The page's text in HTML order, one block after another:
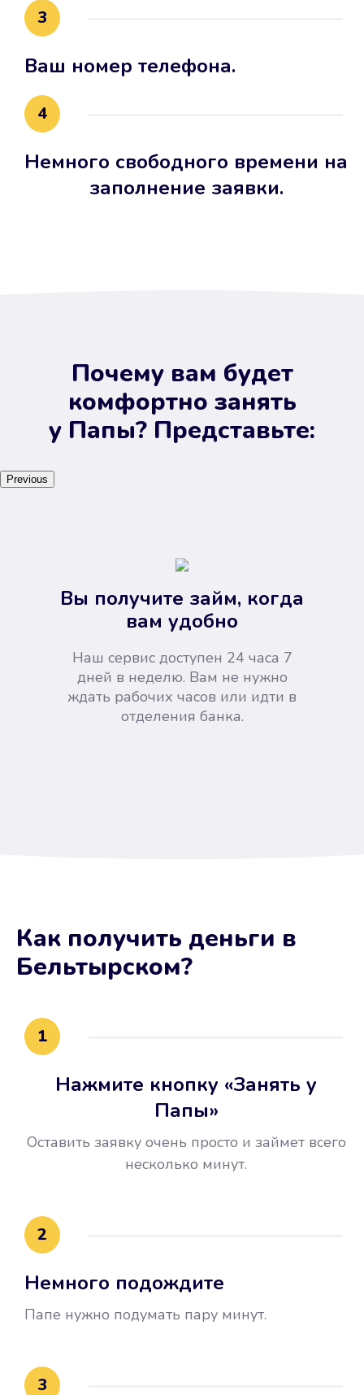
3
Ваш номер телефона.
4
Немного свободного времени на
заполнение заявки.
Почему вам будет
комфортно занять
у Папы? Представьте:
Previous
Вы получите займ, когда
вам удобно
Наш сервис доступен 24 часа 7
дней в неделю. Вам не нужно
ждать рабочих часов или идти в
отделения банка.
Не потребовались справки, залоги
и поручители. Папа вам доверяет.
воспользовались бесплатной
это открыло новые возможности в
Как получить деньги в
Бельтырском?
1
Нажмите кнопку «Занять у
Папы»
Оставить заявку очень просто и займет всего
несколько минут.
2
Немного подождите
Папе нужно подумать пару минут.
3